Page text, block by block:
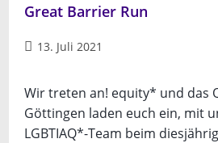
Great Barrier Run
Beitrag
13. Juli 2021
Wir treten an! equity* und das
Göttingen laden euch ein, mit
LGBTIAQ*-Team beim